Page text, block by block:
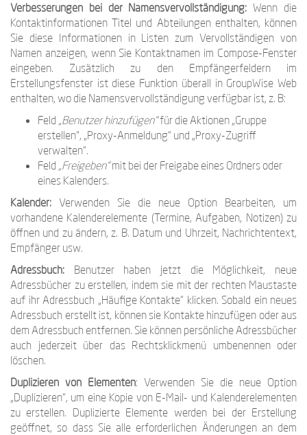
Verbesserungen bei der Namensvervollständigung: Wenn die
Kontaktinformationen Titel und Abteilungen enthalten, können
Sie diese Informationen in Listen zum Vervollständigen von
Namen anzeigen, wenn Sie Kontaktnamen im Compose-Fenster
eingeben. Zusätzlich zu den Empfängerfeldern im
Erstellungsfenster ist diese Funktion überall in GroupWise Web
enthalten, wo die Namensvervollständigung verfügbar ist, z. B:
Feld „Benutzer hinzufügen“für die Aktionen „Gruppe
erstellen“, „Proxy-Anmeldung“ und „Proxy-Zugriff
verwalten“.
Feld „Freigeben“mit bei der Freigabe eines Ordners oder
eines Kalenders.
Kalender: Verwenden Sie die neue Option Bearbeiten, um
vorhandene Kalenderelemente (Termine, Aufgaben, Notizen) zu
öffnen und zu ändern, z. B. Datum und Uhrzeit, Nachrichtentext,
Empfänger usw.
Adressbuch: Benutzer haben jetzt die Möglichkeit, neue
Adressbücher zu erstellen, indem sie mit der rechten Maustaste
auf ihr Adressbuch „Häufige Kontakte“ klicken. Sobald ein neues
Adressbuch erstellt ist, können sie Kontakte hinzufügen oder aus
dem Adressbuch entfernen. Sie können persönliche Adressbücher
auch jederzeit über das Rechtsklickmenü umbenennen oder
löschen.
Duplizieren von Elementen: Verwenden Sie die neue Option
„Duplizieren“, um eine Kopie von E-Mail- und Kalenderelementen
zu erstellen. Duplizierte Elemente werden bei der Erstellung
geöffnet, so dass Sie alle erforderlichen Änderungen an dem